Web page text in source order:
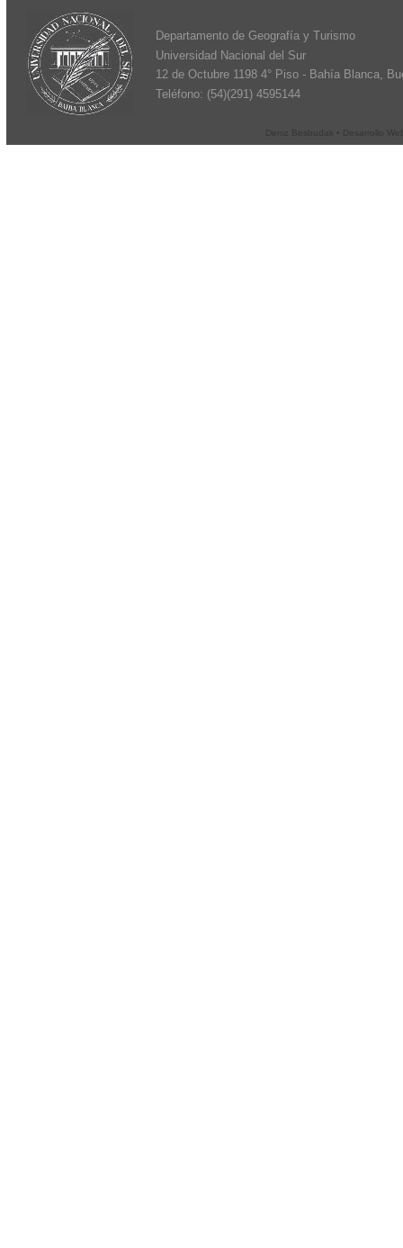
Departamento de Geografía y Turismo
Universidad Nacional del Sur
12 de Octubre 1198 4° Piso - Bahía Blanca,
Teléfono: (54)(291) 4595144
Deniz Besbudak • Desarrollo